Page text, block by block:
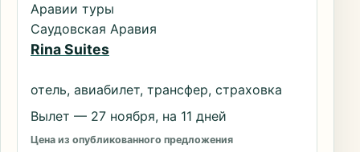
Аравии туры
Саудовская Аравия
Rina Suites
отель, авиабилет, трансфер, страховка
Вылет — 27 ноября, на 11 дней
Цена из опубликованного предложения